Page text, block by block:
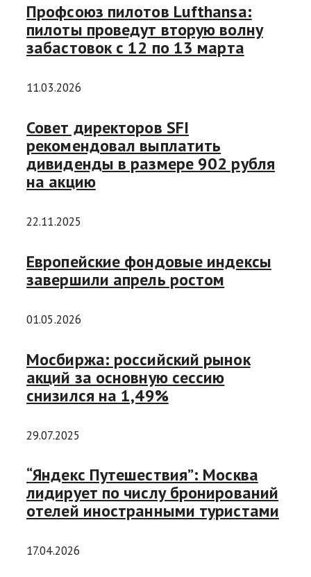
Профсоюз пилотов Lufthansa:
пилоты проведут вторую волну
забастовок с 12 по 13 марта
11.03.2026
Совет директоров SFI
рекомендовал выплатить
дивиденды в размере 902 рубля
на акцию
22.11.2025
Европейские фондовые индексы
завершили апрель ростом
01.05.2026
Мосбиржа: российский рынок
акций за основную сессию
снизился на 1,49%
29.07.2025
“Яндекс Путешествия”: Москва
лидирует по числу бронирований
отелей иностранными туристами
17.04.2026